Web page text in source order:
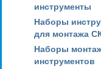
инструменты
Наборы
для монтажа
Наборы
инструментов